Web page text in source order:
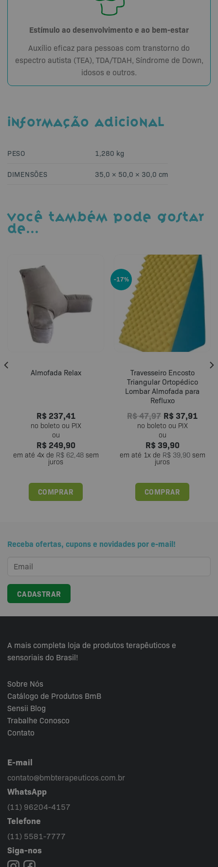
Estímulo ao desenvolvimento e ao bem-estar
Auxílio eficaz para pessoas com transtorno do
espectro autista (TEA), TDA/TDAH, Síndrome de Down,
idosos e outros.
INFORMAÇÃO ADICIONAL
PESO 1,280 kg
DIMENSÕES 35,0 × 50,0 × 30,0 cm
VOCÊ TAMBÉM PODE GOSTAR
DE…
Almofada Relax
R$237,41
R$249,90
em até 4x de R$62,48sem
juros
COMPRAR
-17%
Travesseiro Encosto
Triangular Ortopédico
Lombar Almofada para
Refluxo
R$47,97 R$ 37,91
R$39,90
em até 1x de R$39,90sem
juros
COMPRAR
Receba ofertas, cupons e novidades por e-mail!
A mais completa loja de produtos terapêuticos e
sensoriais do Brasil!
Sobre Nós
Catálogo de Produtos BmB
Sensii Blog
Trabalhe Conosco
Contato
E-mail
contato@bmbterapeuticos.com.br
WhatsApp
(11) 96204-4157
Telefone
(11) 5581-7777
Siga-nos